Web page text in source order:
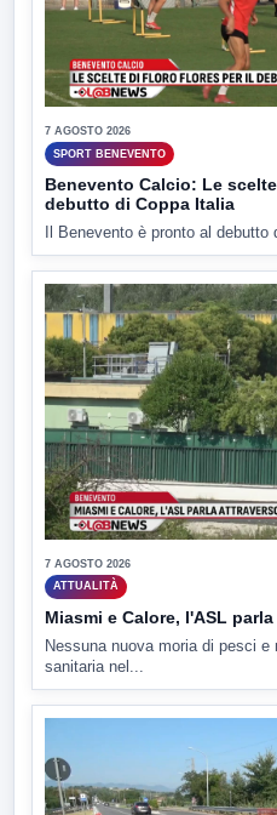
7 AGOSTO 2026
SPORT BENEVENTO
Benevento Calcio: Le
debutto di Coppa Italia
Il Benevento è pronto al
7 AGOSTO 2026
ATTUALITÀ
Miasmi e Calore, l'ASL
Nessuna nuova moria di pesci
sanitaria nel...